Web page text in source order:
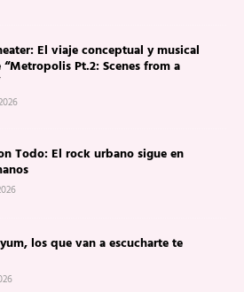
El viaje conceptual y musical
Pt.2: Scenes from a
Todo: El rock urbano sigue en
los que van a escucharte te